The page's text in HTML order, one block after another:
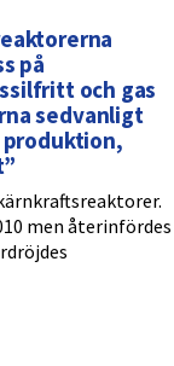
på
och gas
sedvanligt
men återinfördes